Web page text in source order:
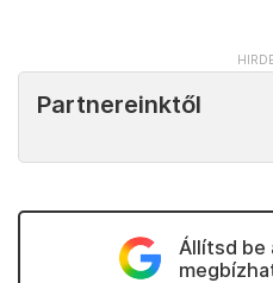
Partnereinktől
Állítsd be